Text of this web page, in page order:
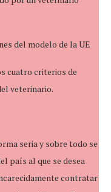
del modelo de la UE
cuatro criterios de
veterinario.
seria y sobre todo se
país al que se desea
contratar